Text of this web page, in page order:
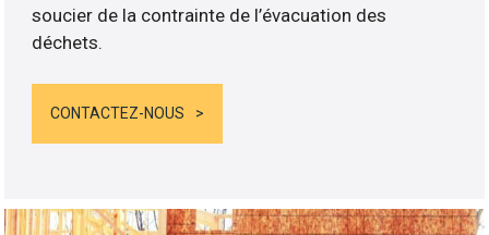
soucier de la contrainte de l’évacuation des
déchets.
CONTACTEZ-NOUS